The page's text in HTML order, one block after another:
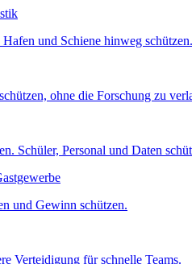
und Schiene hinweg schützen.
ohne die Forschung zu
Schüler, Personal und Daten
und Gewinn schützen.
Verteidigung für schnelle Teams.